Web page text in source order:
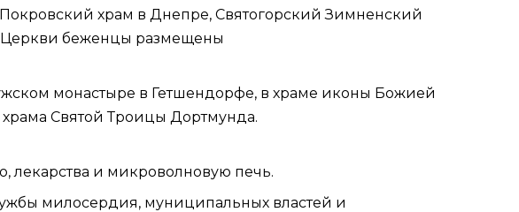
храм в Днепре, Святогорский Зимненский
беженцы размещены
монастыре в Гетшендорфе, в храме иконы Божией
Святой Троицы Дортмунда.
лекарства и микроволновую печь.
милосердия, муниципальных властей и